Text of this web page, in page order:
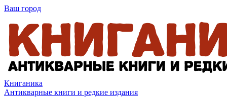
Ваш город
Книганика
Антикварные книги и редкие издания